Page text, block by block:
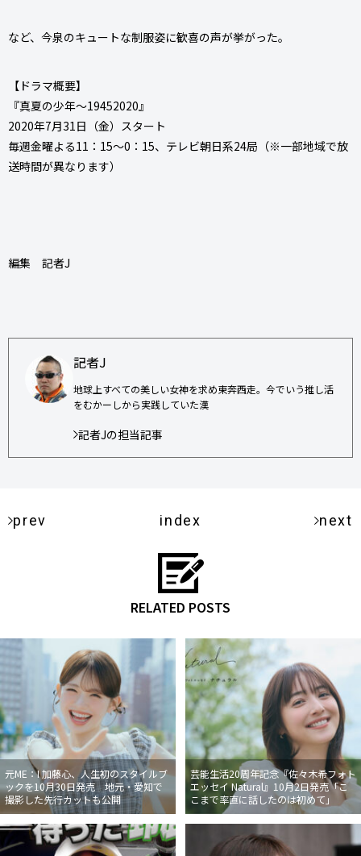
など、今泉のキュートな制服姿に歓喜の声が挙がった。
【ドラマ概要】
『真夏の少年～19452020』
2020年7月31日（金）スタート
毎週金曜よる11：15〜0：15、テレビ朝日系24局（※一部地域で放
送時間が異なります）
編集 記者J
記者J
地球上すべての美しい女神を求め東奔西走。今でいう推し活
をむかーしから実践していた漢
記者Jの担当記事
prev index next
RELATED POSTS
元ME：I 加藤心、人生初のスタイルブ
ックを10月30日発売 地元・愛知で
撮影した先行カットも公開
芸能生活20周年記念『佐々木希フォト
エッセイ Natural』10月2日発売「こ
こまで率直に話したのは初めて」